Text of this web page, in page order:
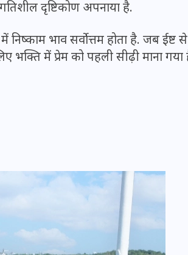
दृष्टिकोण अपनाया है.
भाव सर्वोत्तम होता है. जब ईष्ट
भक्ति में प्रेम को पहली सीढ़ी माना गया
UPSSSC Lekhpal
2025: यूपी में
पर बंपर भर्ती का
जानें कब से शुरू होंगे